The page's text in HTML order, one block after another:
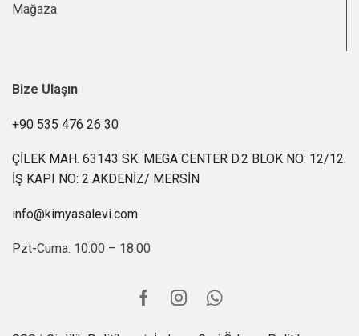
Mağaza
Bize Ulaşın
+90 535 476 26 30
ÇİLEK MAH. 63143 SK. MEGA CENTER D.2 BLOK NO: 12/12.
İŞ KAPI NO: 2 AKDENİZ/ MERSİN
info@kimyasalevi.com
Pzt-Cuma: 10:00 – 18:00